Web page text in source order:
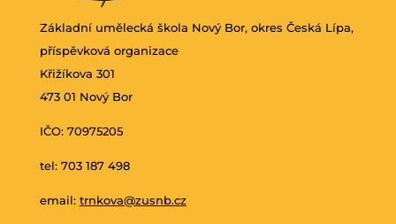
Základní umělecká škola Nový Bor, okres Česká Lípa,
příspěvková organizace
Křižíkova 301
473 01 Nový Bor
IČO: 70975205
tel: 703 187 498
email: trnkova@zusnb.cz